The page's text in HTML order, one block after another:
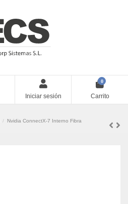
Iniciar sesión
0
Carrito
Nvidia ConnectX-7 Interno Fibra